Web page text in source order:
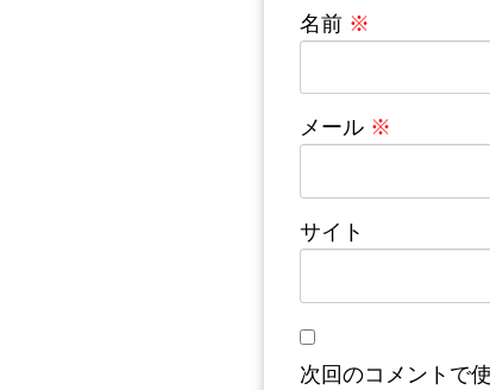
名前 ※
メール ※
サイト
次回のコメントで